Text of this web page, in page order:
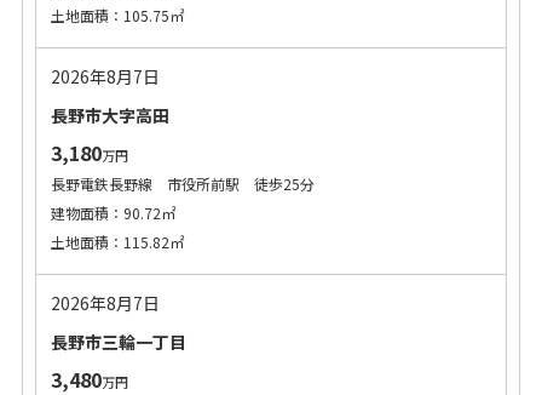
土地面積：105.75㎡
2026年8月7日
長野市大字高田
3,180万円
長野電鉄長野線 市役所前駅 徒歩25分
建物面積：90.72㎡
土地面積：115.82㎡
2026年8月7日
長野市三輪一丁目
3,480万円